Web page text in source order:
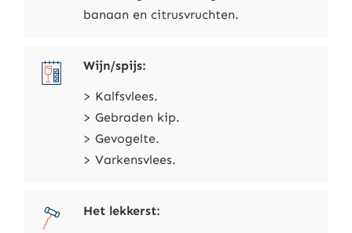
banaan en citrusvruchten.
Wijn/spijs:
> Kalfsvlees.
> Gebraden kip.
> Gevogelte.
> Varkensvlees.
Het lekkerst: